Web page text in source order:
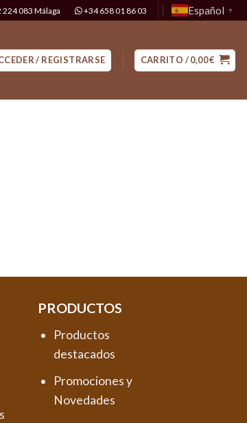
224 083 Málaga +34 658 01 86 03 Español ▼
/ REGISTRARSE CARRITO /0,00€
PRODUCTOS
Productos
destacados
Promociones y
Novedades